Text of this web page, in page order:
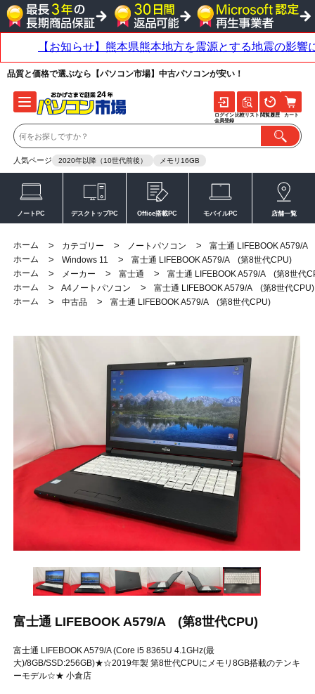
品質と価格で選ぶなら【パソコン市場】中古パソコンが安い！
人気ページ 2020年以降（10世代前後） メモリ16GB
ログイン
会員登録
比較リスト 閲覧履歴 カート
ノートPC デスクトップPC Office搭載PC モバイルPC 店舗一覧
ホーム > カテゴリー > ノートパソコン >
富士通 LIFEBOOK A579/
ホーム
> Windows 11 >
富士通 LIFEBOOK A579/A (第8世代CPU)
ホーム
> メーカー > 富士通 >
富士通 LIFEBOOK A579/A (第8世代
ホーム
> A4ノートパソコン >
富士通 LIFEBOOK A579/A (第8世代CPU)
ホーム
> 中古品 > 富士通 LIFEBOOK A579/A (第8世代CPU)
富士通 LIFEBOOK A579/A (第8世代CPU)
富士通 LIFEBOOK A579/A (Core i5 8365U 4.1GHz(最
大)/8GB/SSD:256GB)★☆2019年製 第8世代CPUにメモリ8GB搭載のテンキ
ーモデル☆★ 小倉店